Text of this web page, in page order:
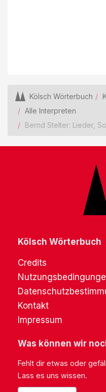
Kölsch Wörterbuch
Alle Interpreten
Bernd Stelter: Lieder,
Kölsch Wörterbuch
Credits
Kontakt
Impressum
Was können wir
Fehlt dir etwas oder
Lass es uns wissen.